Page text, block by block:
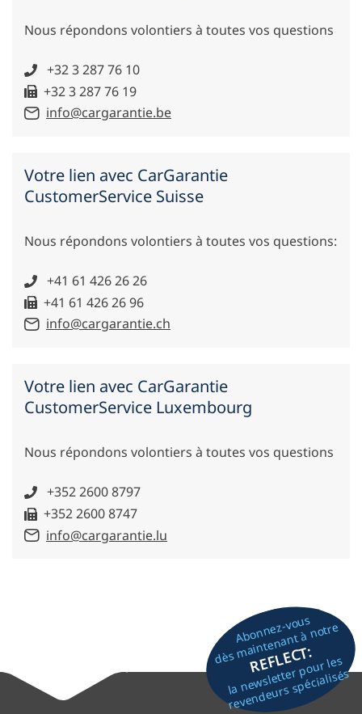
Nous répondons volontiers à toutes vos questions
+32 3 287 76 10
+32 3 287 76 19
info@cargarantie.be
Votre lien avec CarGarantie
CustomerService Suisse
Nous répondons volontiers à toutes vos questions:
+41 61 426 26 26
+41 61 426 26 96
info@cargarantie.ch
Votre lien avec CarGarantie
CustomerService Luxembourg
Nous répondons volontiers à toutes vos questions
+352 2600 8797
+352 2600 8747
info@cargarantie.lu
Abonnez-vous
dès maintenant à notre
REFLECT:
la newsletter pour les
revendeurs spécialisés